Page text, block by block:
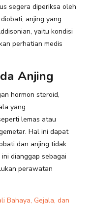
segera diperiksa oleh
anjing yang
yaitu kondisi
perhatian medis
Anjing
hormon steroid,
yang
lemas atau
Hal ini dapat
dan anjing tidak
dianggap sebagai
perawatan
Bahaya, Gejala, dan